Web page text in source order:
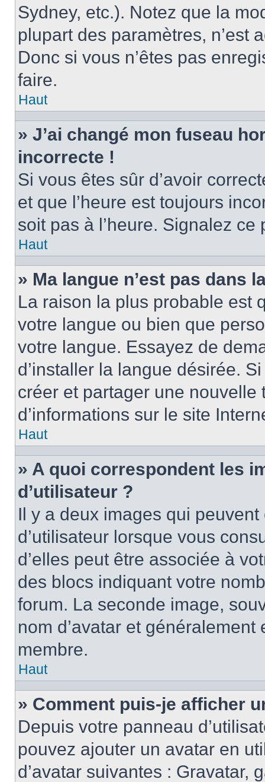
Sydney, etc.). Notez que la
plupart des paramètres, n’est
Donc si vous n’êtes pas
faire.
Haut
» J’ai changé mon fuseau
incorrecte !
Si vous êtes sûr d’avoir
et que l’heure est toujours
soit pas à l’heure. Signalez
Haut
» Ma langue n’est pas dans
La raison la plus probable est
votre langue ou bien que
votre langue. Essayez de
d’installer la langue désirée.
créer et partager une
d’informations sur le site
Haut
» A quoi correspondent les
d’utilisateur ?
Il y a deux images qui
d’utilisateur lorsque vous
d’elles peut être associée à
des blocs indiquant votre
forum. La seconde image,
nom d’avatar et
membre.
Haut
» Comment puis-je afficher
Depuis votre panneau
pouvez ajouter un avatar en
d’avatar suivantes : Gravatar,